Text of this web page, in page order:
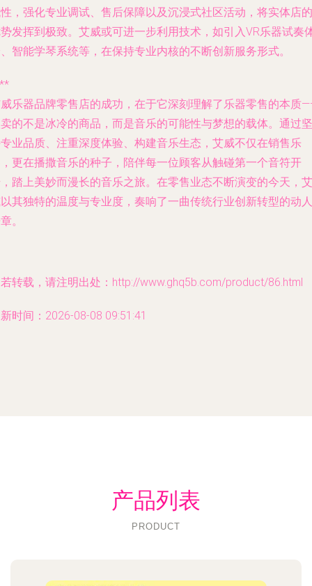
，强化专业调试、售后保障以及沉浸式社区活动，将实体店的
发挥到极致。艾威或可进一步利用技术，如引入VR乐器试奏
智能学琴系统等，在保持专业内核的不断创新服务形式。
乐器品牌零售店的成功，在于它深刻理解了乐器零售的本质
的不是冰冷的商品，而是音乐的可能性与梦想的载体。通过坚
业品质、注重深度体验、构建音乐生态，艾威不仅在销售乐
更在播撒音乐的种子，陪伴每一位顾客从触碰第一个音符开
踏上美妙而漫长的音乐之旅。在零售业态不断演变的今天，艾
其独特的温度与专业度，奏响了一曲传统行业创新转型的动人
。
转载，请注明出处：http://www.ghq5b.com/product/86.html
时间：2026-08-08 09:51:41
产品列表
PRODUCT